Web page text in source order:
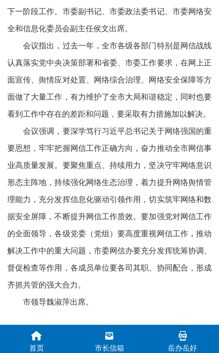
下一阶段工作。市委副书记、市委政法委书记、市委网络安
全和信息化委员会副主任侯文出席。
会议指出，过去一年，全市各级各部门特别是网信战线
认真落实党中央决策部署和省委、市委工作要求，在网上正
面宣传、舆情应对处置、网络综合治理、网络安全保障等方
面做了大量工作，有力维护了全市大局和谐稳定，同时也要
看到工作中存在的差距和问题，要采取有力措施加以解决。
会议强调，要深学笃行习近平总书记关于网络强国的重
要思想，牢牢把握网信工作正确方向，奋力推动全市网信事
业高质量发展。要聚焦重点、持续用力，坚决守牢网络意识
形态主阵地，持续强化网络生态治理，着力提升网络舆情管
理能力，充分发挥信息化驱动引领作用，切实筑牢网络和数
据安全屏障，不断提升网信工作质效。要加强党对网信工作
的全面领导，各级党委（党组）要高度重视网信工作，推动
解决工作中的重大问题，市委网信办要充分发挥统筹协调、
督促检查等作用，各成员单位要各司其职、协同配合，形成
齐抓共管的强大合力。
市领导魏淑萍出席。
首页 市长信箱 岳办岳好